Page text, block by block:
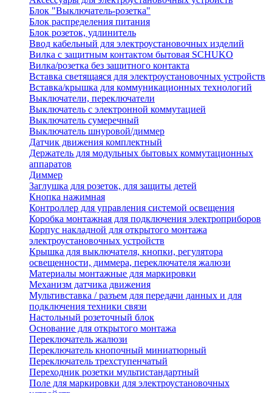
Блок "Выключатель-розетка"
Блок распределения питания
Блок розеток, удлинитель
Ввод кабельный для электроустановочных изделий
Вилка с защитным контактом бытовая SCHUKO
Вилка/розетка без защитного контакта
Вставка светящаяся для электроустановочных устройств
Вставка/крышка для коммуникационных технологий
Выключатели, переключатели
Выключатель с электронной коммутацией
Выключатель сумеречный
Выключатель шнуровой/диммер
Датчик движения комплектный
Держатель для модульных бытовых коммутационных
аппаратов
Диммер
Заглушка для розеток, для защиты детей
Кнопка нажимная
Контроллер для управления системой освещения
Коробка монтажная для подключения электроприборов
Корпус накладной для открытого монтажа
электроустановочных устройств
Крышка для выключателя, кнопки, регулятора
освещенности, диммера, переключателя жалюзи
Материалы монтажные для маркировки
Механизм датчика движения
Мультивставка / разъем для передачи данных и для
подключения техники связи
Настольный розеточный блок
Основание для открытого монтажа
Переключатель жалюзи
Переключатель кнопочный миниатюрный
Переключатель трехступенчатый
Переходник розетки мультистандартный
Поле для маркировки для электроустановочных